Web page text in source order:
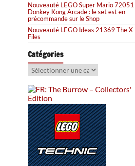
Nouveauté LEGO Super Mario 72051
Donkey Kong Arcade : le set est en
précommande sur le Shop
Nouveauté LEGO Ideas 21369 The X-
Files
Catégories
Catégories